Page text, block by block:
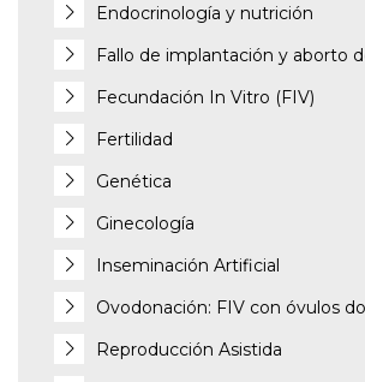
Endocrinología y nutrición
Fallo de implantación y aborto
Fecundación In Vitro (FIV)
Fertilidad
Genética
Ginecología
Inseminación Artificial
Ovodonación: FIV con óvulos
Reproducción Asistida